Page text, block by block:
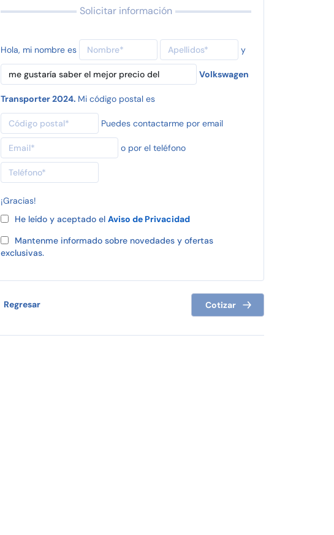
Solicitar información
Hola, mi nombre es y
Volkswagen
Transporter 2024. Mi código postal es
Puedes contactarme por email
o por el teléfono
¡Gracias!
He leído y aceptado el Aviso de Privacidad
Mantenme informado sobre novedades y ofertas
exclusivas.
Regresar Cotizar